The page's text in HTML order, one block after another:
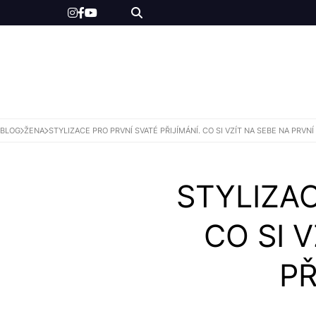
SHOP
BLOG ŽENA STYLIZACE PRO PRVNÍ SVATÉ PŘIJÍMÁNÍ. CO SI VZÍT NA SEBE NA
CO SI